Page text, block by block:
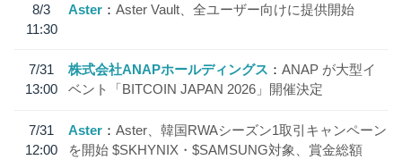
8/3
11:30
Aster Aster Vault、全ユーザー向けに提供開始
7/31
13:00
株式会社ANAPホールディングス
ANAP が大型イ
ベント「BITCOIN JAPAN 2026」開催決定
7/31
12:00
Aster
Aster、韓国RWAシーズン1取引キャンペーン
を開始 $SKHYNIX・$SAMSUNG対象、賞金総額